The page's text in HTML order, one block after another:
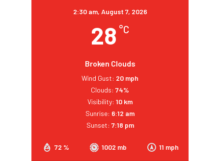
2:30 am, August 7, 2026
28 °C
Broken Clouds
72 % 1002 mb 11 mph
Wind Gust: 20 mph
Clouds: 74%
Visibility: 10 km
Sunrise: 6:12 am
Sunset: 7:18 pm